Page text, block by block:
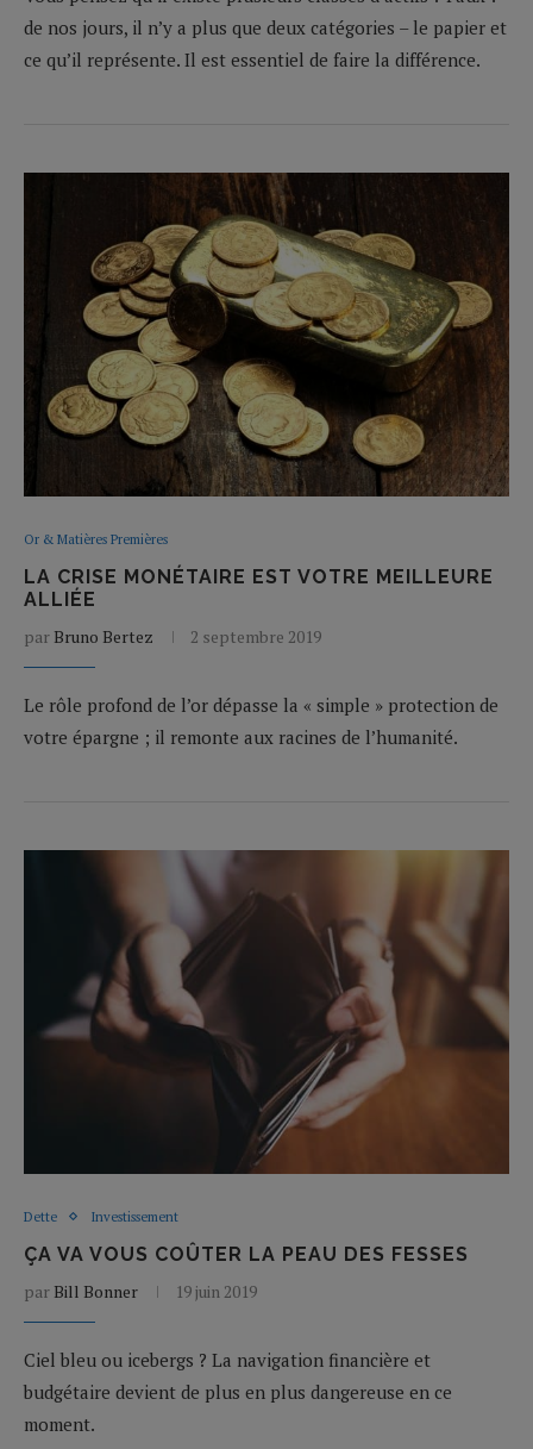
de nos jours, il n’y a plus que deux catégories – le papier et
ce qu’il représente. Il est essentiel de faire la différence.
Or & Matières Premières
LA CRISE MONÉTAIRE EST VOTRE MEILLEURE
ALLIÉE
par Bruno Bertez 2 septembre 2019
Le rôle profond de l’or dépasse la « simple » protection de
votre épargne ; il remonte aux racines de l’humanité.
Dette Investissement
ÇA VA VOUS COÛTER LA PEAU DES FESSES
par Bill Bonner 19 juin 2019
Ciel bleu ou icebergs ? La navigation financière et
budgétaire devient de plus en plus dangereuse en ce
moment.